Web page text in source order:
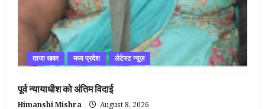
ताजा खबर मध्य प्रदेश लेटेस्ट न्यूज़
पूर्व न्यायाधीश को अंतिम विदाई
Himanshi Mishra August 8, 2026